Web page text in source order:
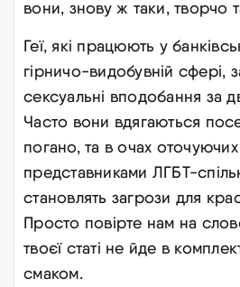
вони, знову ж таки, творчо
Геї, які працюють у
гірничо-видобувній сфері,
сексуальні вподобання за
Часто вони вдягаються
погано, та в очах
представниками ЛГБТ-
становлять загрози для
Просто повірте нам на
твоєї статі не йде в
смаком.